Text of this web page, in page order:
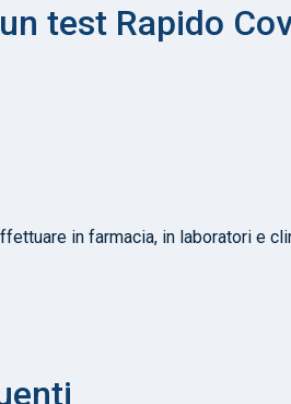
test Rapido
in farmacia, in laboratori e